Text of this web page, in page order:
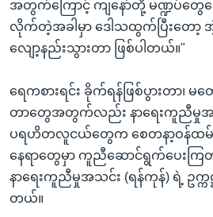
အတွက်ကြောင့် ကျနော်တို့ မဏ္ဍပ်တွေ
လိုက်တဲ့အခါမှာ ဒေါသထွက်ပြီးတော့
လျော့နည်းသွားတာ ဖြစ်ပါတယ်။"
ရေကစားရင်း ခိုက်ရန်ဖြစ်ပွားတာ၊
တာတွေအတွက်လည်း နာရေးကူညီမှု
ပရဟိတလူငယ်တွေက စေတနာ့ဝန်ထမ်
နေရာတွေမှာ ကူညီဆောင်ရွက်ပေး
နာရေးကူညီမှုအသင်း (ရန်ကုန်) ရဲ့ ဥက္ကဋ္
တယ်။